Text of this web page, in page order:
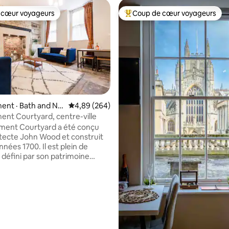
5, 269 commentaires
cœur voyageurs
voyageurs
· Bath and No
Note moyenne de 4,89 sur 5, 264
4,89 (264)
Courtyard, centre-ville
Courtyard a été conçu
John Wood et construit
1700. Il est plein de
par son patrimoine
Coup de cœur voyageurs
Coup de cœur voyageurs